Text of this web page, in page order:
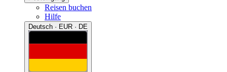
Reisen buchen
Hilfe
Deutsch · EUR · DE